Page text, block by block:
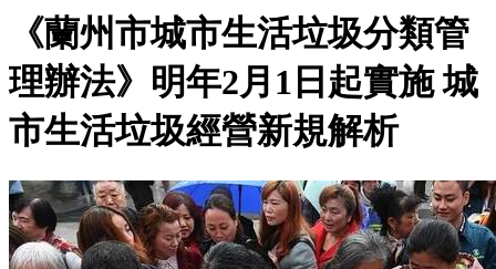
《蘭州市城市生活垃圾分類管
理辦法》明年2月1日起實施 城
市生活垃圾經營新規解析